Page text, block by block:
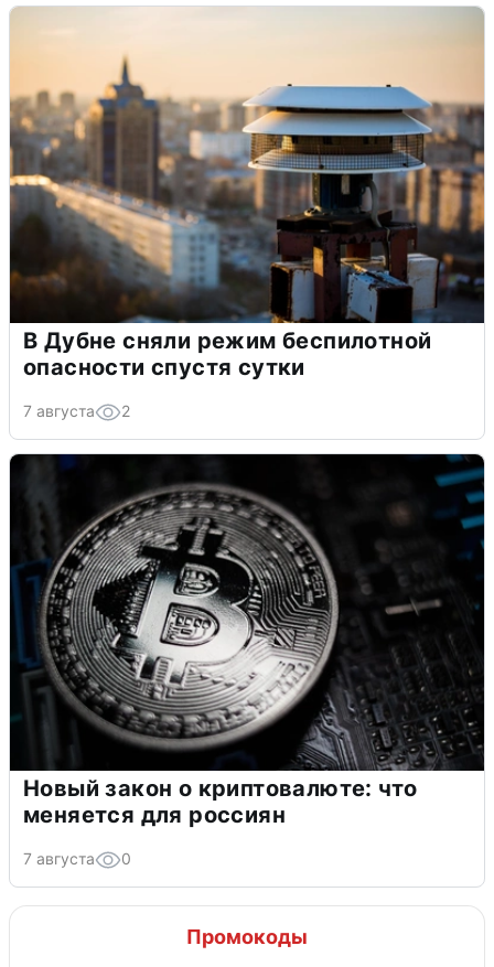
В Дубне сняли режим беспилотной
опасности спустя сутки
7 августа 2
Новый закон о криптовалюте: что
меняется для россиян
7 августа 0
Промокоды